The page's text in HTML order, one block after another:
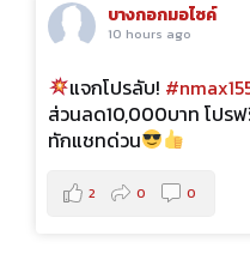
บางกอกมอไซค์
10 hours ago
แจกโปรลับ!
ส่วนลด10,000บาท โปร
ทักแชทด่วน
2 0 0